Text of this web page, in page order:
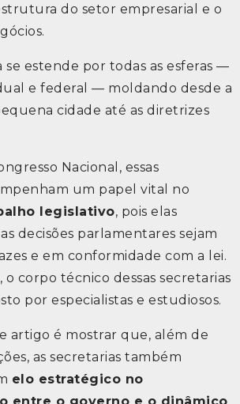
do setor empresarial e o
se estende por todas as esferas —
e federal — moldando desde a
cidade até as diretrizes
Nacional, essas
um papel vital no
legislativo, pois elas
decisões parlamentares sejam
e em conformidade com a lei.
corpo técnico dessas secretarias
por especialistas e estudiosos.
artigo é mostrar que, além de
as secretarias também
elo estratégico no